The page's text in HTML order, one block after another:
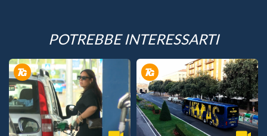
POTREBBE INTERESSARTI